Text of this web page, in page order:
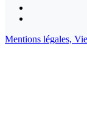
Mentions légales,